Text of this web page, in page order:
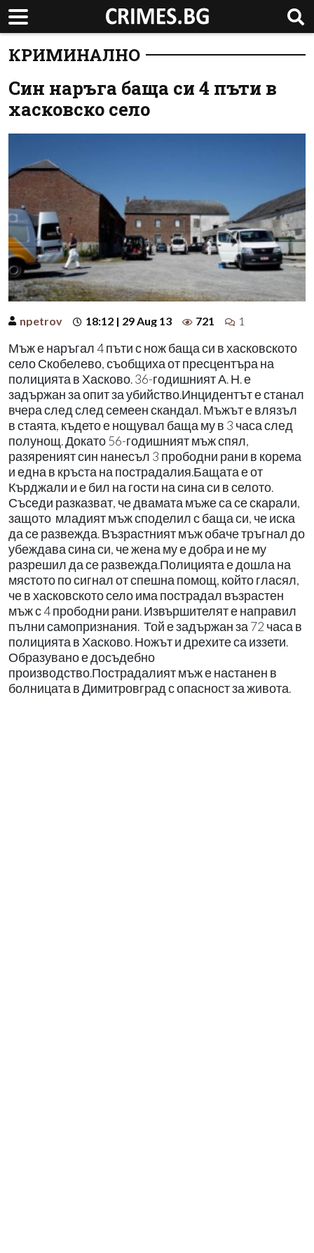
КРИМИНАЛНО
Син наръга баща си 4 пъти в
хасковско село
npetrov 18:12 | 29 Aug 13 721 1
Мъж е наръгал 4 пъти с нож баща си в хасковското
село Скобелево, съобщиха от пресцентъра на
полицията в Хасково. 36-годишният А. Н. е
задържан за опит за убийство.Инцидентът е станал
вчера след след семеен скандал. Мъжът е влязъл
в стаята, където е нощувал баща му в 3 часа след
полунощ. Докато 56-годишният мъж спял,
разяреният син нанесъл 3 прободни рани в корема
и една в кръста на пострадалия.Бащата е от
Кърджали и е бил на гости на сина си в селото.
Съседи разказват, че двамата мъже са се скарали,
защото младият мъж споделил с баща си, че иска
да се развежда. Възрастният мъж обаче тръгнал до
убеждава сина си, че жена му е добра и не му
разрешил да се развежда.Полицията е дошла на
мястото по сигнал от спешна помощ, който гласял,
че в хасковското село има пострадал възрастен
мъж с 4 прободни рани. Извършителят е направил
пълни самопризнания. Той е задържан за 72 часа в
полицията в Хасково. Ножът и дрехите са иззети.
Образувано е досъдебно
производство.Пострадалият мъж е настанен в
болницата в Димитровград с опасност за живота.